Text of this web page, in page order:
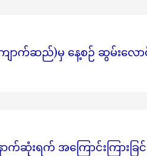
ာက်ဆည်)မှ နေ့စဉ် ဆွမ်းလော
ဆုံးရက် အကြောင်းကြားခြင်